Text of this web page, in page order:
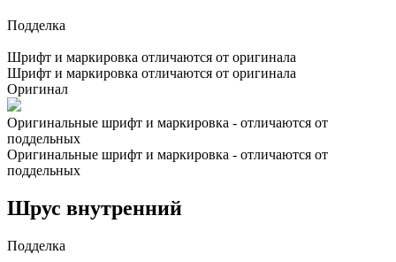
Подделка
Шрифт и маркировка отличаются от оригинала
Шрифт и маркировка отличаются от оригинала
Оригинал
Оригинальные шрифт и маркировка - отличаются от
поддельных
Оригинальные шрифт и маркировка - отличаются от
поддельных
Шрус внутренний
Подделка